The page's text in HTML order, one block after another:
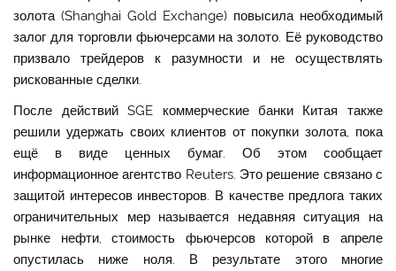
золота (Shanghai Gold Exchange) повысила необходимый
залог для торговли фьючерсами на золото. Её руководство
призвало трейдеров к разумности и не осуществлять
рискованные сделки.
После действий SGE коммерческие банки Китая также
решили удержать своих клиентов от покупки золота, пока
ещё в виде ценных бумаг. Об этом сообщает
информационное агентство Reuters. Это решение связано с
защитой интересов инвесторов. В качестве предлога таких
ограничительных мер называется недавняя ситуация на
рынке нефти, стоимость фьючерсов которой в апреле
опустилась ниже ноля. В результате этого многие